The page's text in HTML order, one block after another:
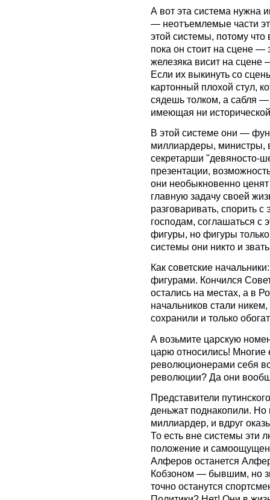
А вот эта система нужна
— неотъемлемые части
этой системы, потому что
пока он стоит на сцене —
железяка висит на сцене
Если их выкинуть со
картонный плохой стул,
сядешь толком, а сабля
имеющая ни
В этой системе они —
миллиардеры, министры,
секретарши "девяносто-
презентации,
они необыкновенно
главную задачу своей
разговаривать, спорить
господам, соглашаться
фигуры, но фигуры
системы они никто и
Как советские
фигурами. Кончился
остались на местах, а в
начальников стали
сохранили и только
А возьмите царскую
царю относились! Многие
революционерами себя
революции? Да они
Представители
деньжат поднакопили.
миллиардер, и вдруг
То есть вне системы эти
положение и
Алферов останется
Кобзоном — бывшим, но
точно останутся